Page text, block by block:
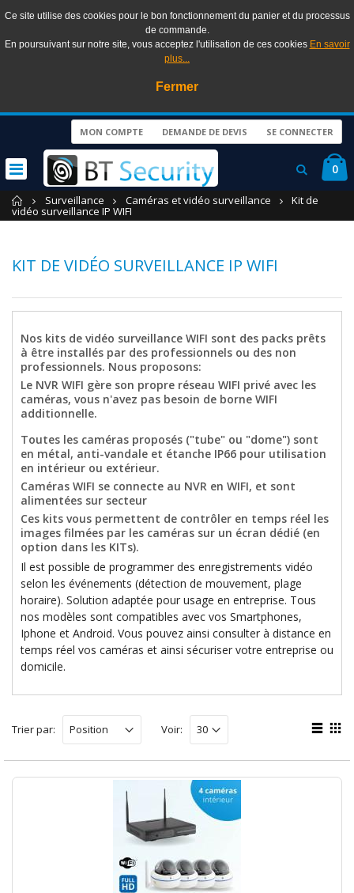
Ce site utilise des cookies pour le bon fonctionnement du panier et du processus
de commande.
En poursuivant sur notre site, vous acceptez l'utilisation de ces cookies En savoir
plus...
Fermer
MON COMPTE DEMANDE DE DEVIS SE CONNECTER
0
Accueil
Surveillance Caméras et vidéo surveillance Kit de
vidéo surveillance IP WIFI
KIT DE VIDÉO SURVEILLANCE IP WIFI
Nos kits de vidéo surveillance WIFI sont des packs prêts
à être installés par des professionnels ou des non
professionnels. Nous proposons:
Le NVR WIFI gère son propre réseau WIFI privé avec les
caméras, vous n'avez pas besoin de borne WIFI
additionnelle.
Toutes les caméras proposés ("tube" ou "dome") sont
en métal, anti-vandale et étanche IP66 pour utilisation
en intérieur ou extérieur.
Caméras WIFI se connecte au NVR en WIFI, et sont
alimentées sur secteur
Ces kits vous permettent de contrôler en temps réel les
images filmées par les caméras sur un écran dédié (en
option dans les KITs).
Il est possible de programmer des enregistrements vidéo
selon les événements (détection de mouvement, plage
horaire). Solution adaptée pour usage en entreprise. Tous
nos modèles sont compatibles avec vos Smartphones,
Iphone et Android. Vous pouvez ainsi consulter à distance en
temps réel vos caméras et ainsi sécuriser votre entreprise ou
domicile.
Trier par: Voir: